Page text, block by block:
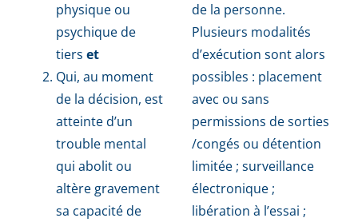
physique ou
psychique de
tiers et
Qui, au moment
de la décision, est
atteinte d’un
trouble mental
qui abolit ou
altère gravement
sa capacité de
de la personne.
Plusieurs modalités
d’exécution sont alors
possibles : placement
avec ou sans
permissions de sorties
/congés ou détention
limitée ; surveillance
électronique ;
libération à l’essai ;